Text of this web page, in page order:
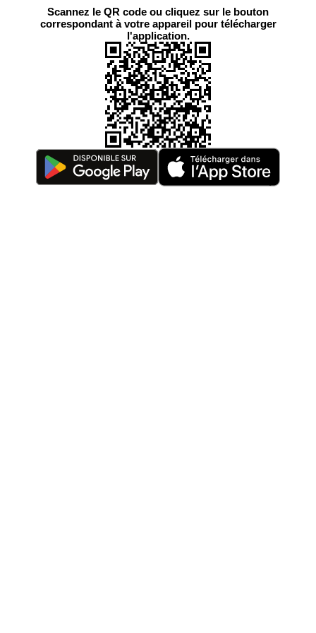
Scannez le QR code ou cliquez sur le bouton
correspondant à votre appareil pour télécharger
l'application.